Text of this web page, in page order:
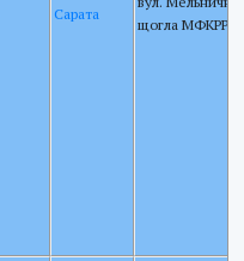
Сарата
щогла МФКРРТ